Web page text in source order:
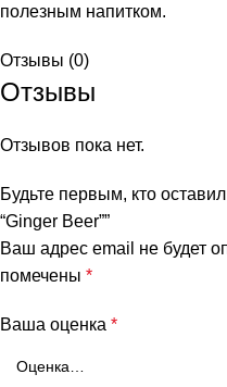
полезным напитком.
Отзывы (0)
Отзывы
Отзывов пока нет.
Будьте первым, кто
“Ginger Beer””
Ваш адрес email не будет
помечены *
Ваша оценка *